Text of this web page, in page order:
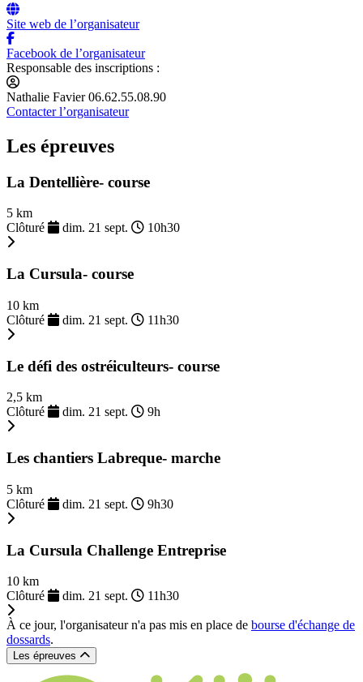
Site web de l’organisateur
Facebook de l’organisateur
Responsable des inscriptions :
Nathalie Favier 06.62.55.08.90
Contacter l’organisateur
Les épreuves
La Dentellière- course
5 km
Clôturé
dim. 21 sept. 10h30
La Cursula- course
10 km
Clôturé
dim. 21 sept. 11h30
Le défi des ostréiculteurs- course
2,5 km
Clôturé
dim. 21 sept. 9h
Les chantiers Labreque- marche
5 km
Clôturé
dim. 21 sept. 9h30
La Cursula Challenge Entreprise
10 km
Clôturé
dim. 21 sept. 11h30
À ce jour, l'organisateur n'a pas mis en place de bourse d'échange de
dossards.
Les épreuves